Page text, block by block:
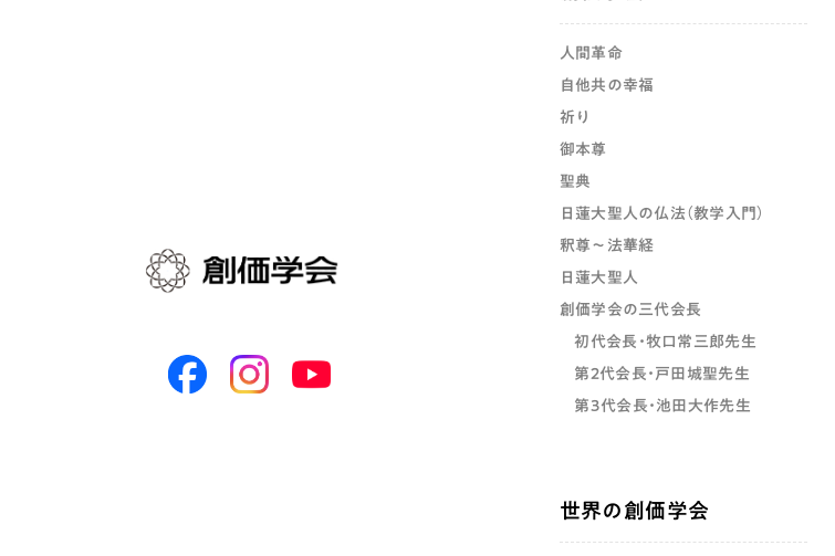
人間革命
自他共の幸福
祈り
御本尊
聖典
日蓮大聖人の仏法（教学入門）
釈尊～法華経
日蓮大聖人
創価学会の三代会長
初代会長・牧口常三郎先生
第2代会長・戸田城聖先生
第3代会長・池田大作先生
世界の創価学会